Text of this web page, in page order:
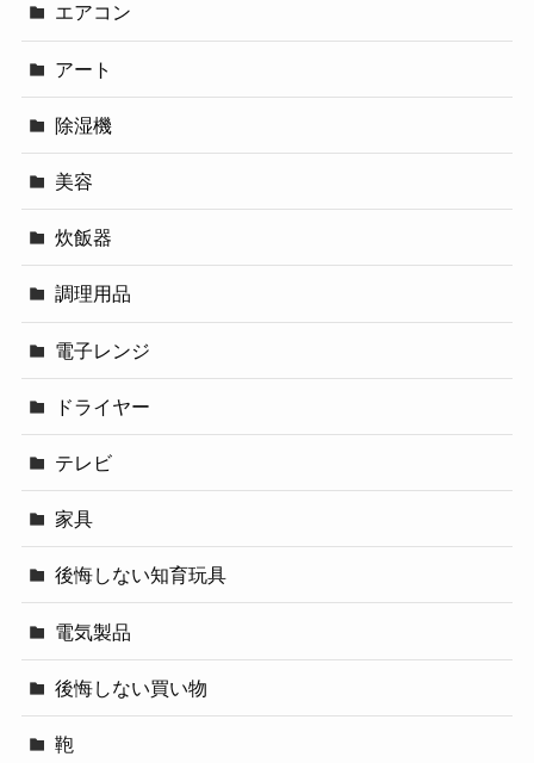
エアコン
アート
除湿機
美容
炊飯器
調理用品
電子レンジ
ドライヤー
テレビ
家具
後悔しない知育玩具
電気製品
後悔しない買い物
鞄